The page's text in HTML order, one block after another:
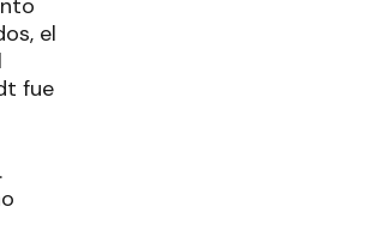
el
fue